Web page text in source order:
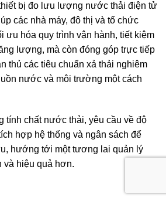
bị đo lưu lượng nước thải điện tử
các nhà máy, đô thị và tổ chức
ưu hóa quy trình vận hành, tiết kiệm
lượng, mà còn đóng góp trực tiếp
thủ các tiêu chuẩn xả thải nghiêm
nước và môi trường một cách
tính chất nước thải, yêu cầu về độ
hợp hệ thống và ngân sách để
hướng tới một tương lai quản lý
và hiệu quả hơn.